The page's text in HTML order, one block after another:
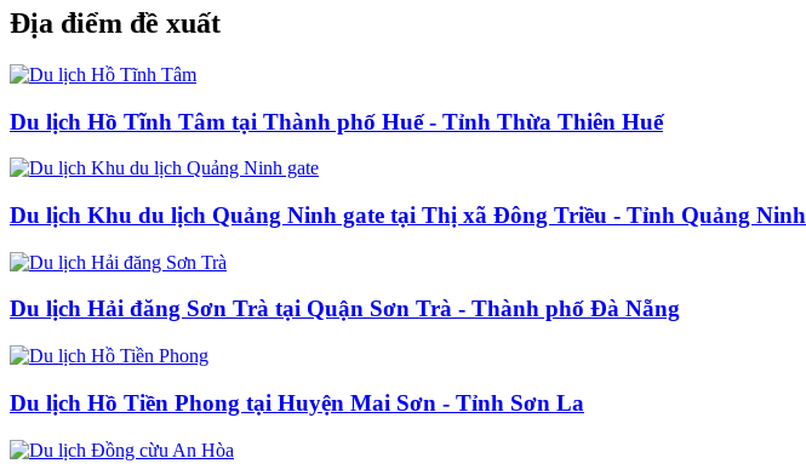
Địa điểm đề xuất
Du lịch Hồ Tĩnh Tâm tại Thành phố Huế - Tỉnh Thừa Thiên Huế
Du lịch Khu du lịch Quảng Ninh gate tại Thị xã Đông Triều - Tỉnh Quảng Ninh
Du lịch Hải đăng Sơn Trà tại Quận Sơn Trà - Thành phố Đà Nẵng
Du lịch Hồ Tiền Phong tại Huyện Mai Sơn - Tỉnh Sơn La